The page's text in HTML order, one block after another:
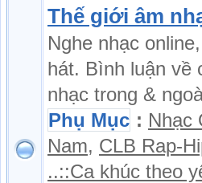
Thế giới âm
Nghe nhạc
hát. Bình luận về
nhạc trong &
Phụ Mục : Nhạc
Nam, CLB Rap-
..::Ca khúc theo